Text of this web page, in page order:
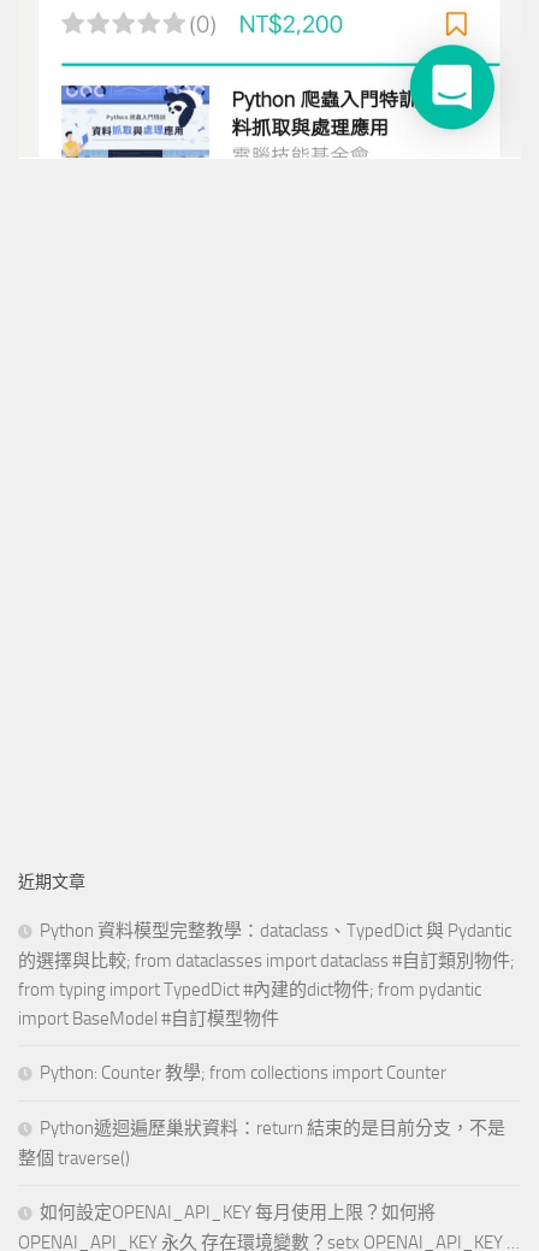
近期文章
Python 資料模型完整教學：dataclass、TypedDict 與 Pydantic
的選擇與比較; from dataclasses import dataclass #自訂類別物件;
from typing import TypedDict #內建的dict物件; from pydantic
import BaseModel #自訂模型物件
Python: Counter 教學; from collections import Counter
Python遞迴遍歷巢狀資料：return 結束的是目前分支，不是
整個 traverse()
如何設定OPENAI_API_KEY 每月使用上限？如何將
OPENAI_API_KEY 永久 存在環境變數？setx OPENAI_API_KEY …